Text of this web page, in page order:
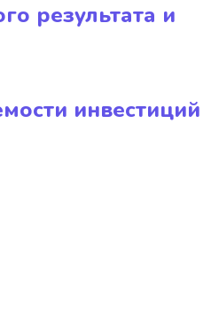
результата и
инвестиций